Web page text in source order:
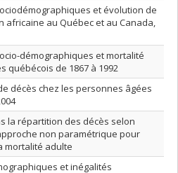
et évolution de
africaine au Québec et au Canada,
démographiques et mortalité
québécois de 1867 à 1992
décès chez les personnes âgées
la répartition des décès selon
non paramétrique pour
mortalité adulte
et inégalités